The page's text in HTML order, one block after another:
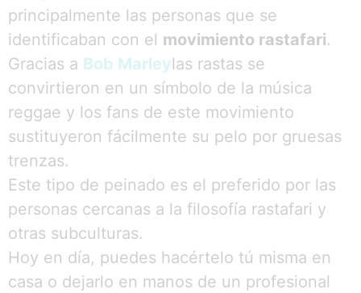
principalmente las personas que se
identificaban con el movimiento rastafari.
Gracias a Bob Marleylas rastas se
convirtieron en un símbolo de la música
reggae y los fans de este movimiento
sustituyeron fácilmente su pelo por gruesas
trenzas.
Este tipo de peinado es el preferido por las
personas cercanas a la filosofía rastafari y
otras subculturas.
Hoy en día, puedes hacértelo tú misma en
casa o dejarlo en manos de un profesional